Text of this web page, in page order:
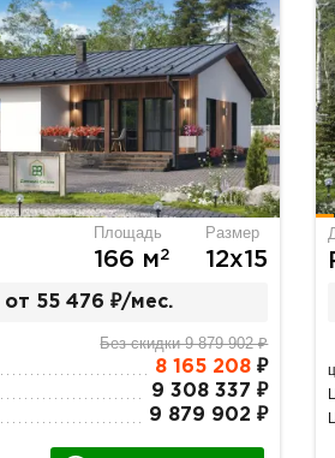
Площадь
166 м2
Размер
12х15
от 55 476 ₽/мес.
Без скидки 9 879 902 ₽
8 165 208 ₽
9 308 337 ₽
9 879 902 ₽